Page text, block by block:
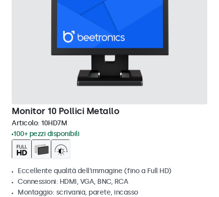
Monitor 10 Pollici Metallo
Articolo: 10HD7M
100+ pezzi disponibili
Eccellente qualità dell'immagine (fino a Full HD)
Connessioni: HDMI, VGA, BNC, RCA
Montaggio: scrivania, parete, incasso